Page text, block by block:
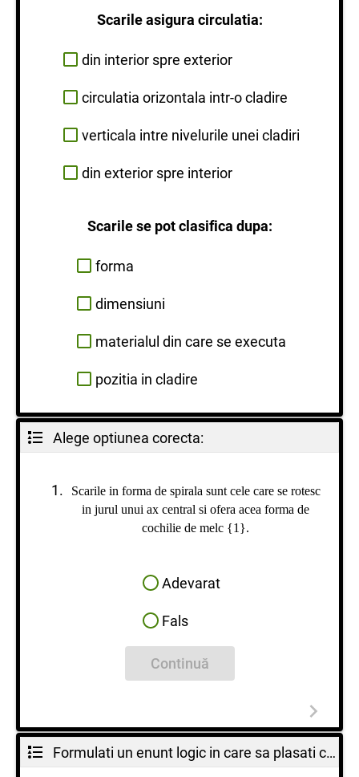
Scarile asigura circulatia:
din interior spre exterior
circulatia orizontala intr-o cladire
verticala intre nivelurile unei cladiri
din exterior spre interior
Scarile se pot clasifica dupa:
forma
dimensiuni
materialul din care se executa
pozitia in cladire
Alege optiunea corecta:
Scarile in forma de spirala sunt cele care se rotesc
in jurul unui ax central si ofera acea forma de
cochilie de melc {1}.
Adevarat
Fals
Continuă
Formulati un enunt logic in care sa plasati cuvintele din lista de mai jos, astfel incat acest enunt sa fie corect.